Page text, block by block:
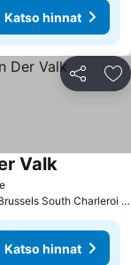
Katso hinnat
Jaa
Valk
2.5 km kohteesta Brussels South Charleroi Airport
Katso hinnat